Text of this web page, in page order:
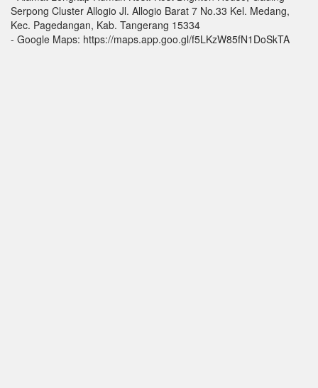
Serpong Cluster Allogio Jl. Allogio Barat 7 No.33 Kel. Medang,
Kec. Pagedangan, Kab. Tangerang 15334
- Google Maps: https://maps.app.goo.gl/f5LKzW85fN1DoSkTA